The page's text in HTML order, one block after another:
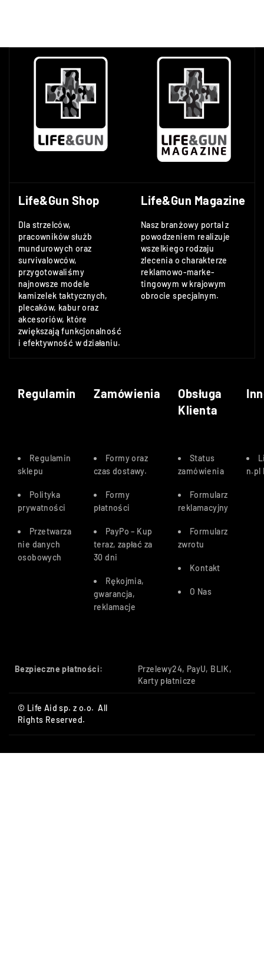
Life&Gun Shop
Dla strzelców,
pracowników służb
mundurowych oraz
survivalowców,
przygotowaliśmy
najnowsze modele
kamizelek taktycznych,
plecaków, kabur oraz
akcesoriów, które
zwiększają funkcjonalność
i efektywność w działaniu.
Life&Gun Magazine
Nasz branżowy portal z
powodzeniem realizuje
wszelkiego rodzaju
zlecenia o charakterze
reklamowo-marke-
tingowym w krajowym
obrocie specjalnym.
Regulamin Zamówienia
Obsługa
Klienta
Regulamin
sklepu
Polityka
prywatności
Przetwarza
nie danych
osobowych
Formy oraz
czas dostawy.
Formy
płatności
PayPo – Kup
teraz, zapłać za
30 dni
Rękojmia,
gwarancja,
reklamacje
Status
zamówienia
Formularz
reklamacyjny
Formularz
zwrotu
Kontakt
O Nas
n.pl
Bezpieczne płatności:
Przelewy24, PayU, BLIK,
Karty płatnicze
© Life Aid sp. z o.o. All
Rights Reserved.